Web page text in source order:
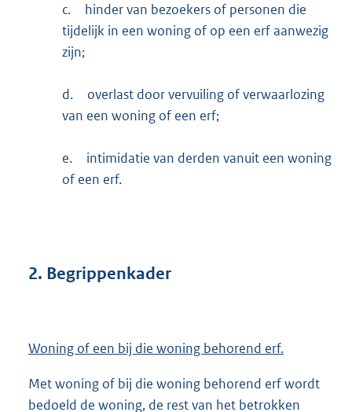
c.
hinder van bezoekers of personen die
tijdelijk in een woning of op een erf aanwezig
zijn;
d.
overlast door vervuiling of verwaarlozing
van een woning of een erf;
e.
intimidatie van derden vanuit een woning
of een erf.
2. Begrippenkader
Woning of een bij die woning behorend erf.
Met woning of bij die woning behorend erf wordt
bedoeld de woning, de rest van het betrokken